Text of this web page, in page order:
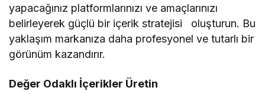
yapacağınız platformlarınızı ve amaçlarınızı
belirleyerek güçlü bir içerik stratejisi oluşturun. Bu
yaklaşım markanıza daha profesyonel ve tutarlı bir
görünüm kazandırır.
Değer Odaklı İçerikler Üretin